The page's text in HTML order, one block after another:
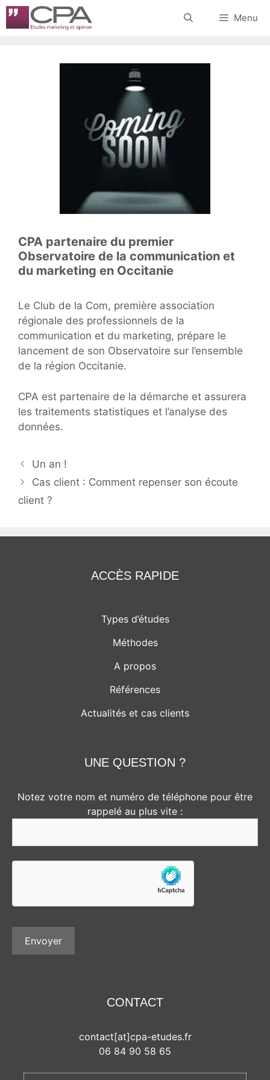
Aller
au
Menu
CPA partenaire du premier
Observatoire de la communication et
du marketing en Occitanie
Le Club de la Com, première association
régionale des professionnels de la
communication et du marketing, prépare le
lancement de son Observatoire sur l’ensemble
de la région Occitanie.
CPA est partenaire de la démarche et assurera
les traitements statistiques et l’analyse des
données.
Navigation
des
Un an !
Cas client : Comment repenser son écoute
client ?
ACCÈS RAPIDE
Types d’études
Méthodes
A propos
Références
Actualités et cas clients
UNE QUESTION ?
Notez votre nom et numéro de téléphone pour être
rappelé au plus vite :
CONTACT
contact[at]cpa-etudes.fr
06 84 90 58 65